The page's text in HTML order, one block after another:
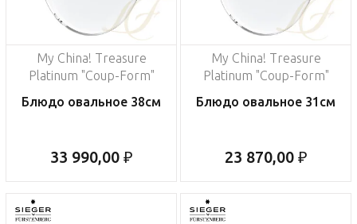
My China! Treasure
Platinum "Coup-Form"
Блюдо овальное 38см
33 990,00 ₽
My China! Treasure
Platinum "Coup-Form"
Блюдо овальное 31см
23 870,00 ₽